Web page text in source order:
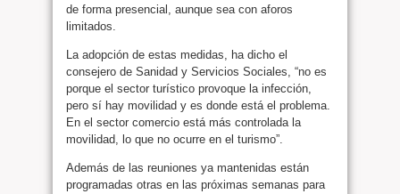
de forma presencial, aunque sea con aforos
limitados.
La adopción de estas medidas, ha dicho el
consejero de Sanidad y Servicios Sociales, “no es
porque el sector turístico provoque la infección,
pero sí hay movilidad y es donde está el problema.
En el sector comercio está más controlada la
movilidad, lo que no ocurre en el turismo”.
Además de las reuniones ya mantenidas están
programadas otras en las próximas semanas para